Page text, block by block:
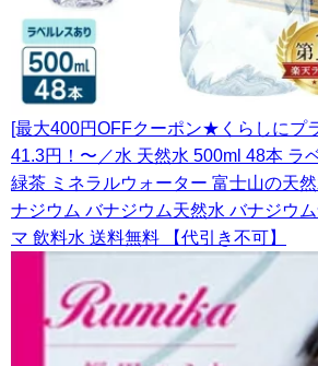
[最大400円OFFクーポン★くらしにプ
41.3円！〜／水 天然水 500ml 48本 ラ
緑茶 ミネラルウォーター 富士山の天
ナジウム バナジウム天然水 バナジウ
マ 飲料水 送料無料 【代引き不可】